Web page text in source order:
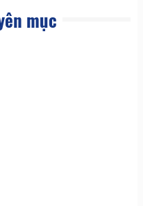
mục